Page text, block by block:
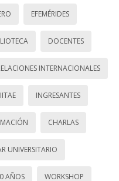
EFEMÉRIDES
DOCENTES
INTERNACIONALES
IITAE INGRESANTES
CHARLAS
UNIVERSITARIO
AÑOS WORKSHOP